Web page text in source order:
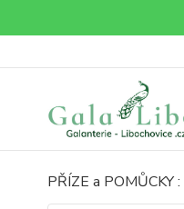
PŘÍZE a POMŮCKY :